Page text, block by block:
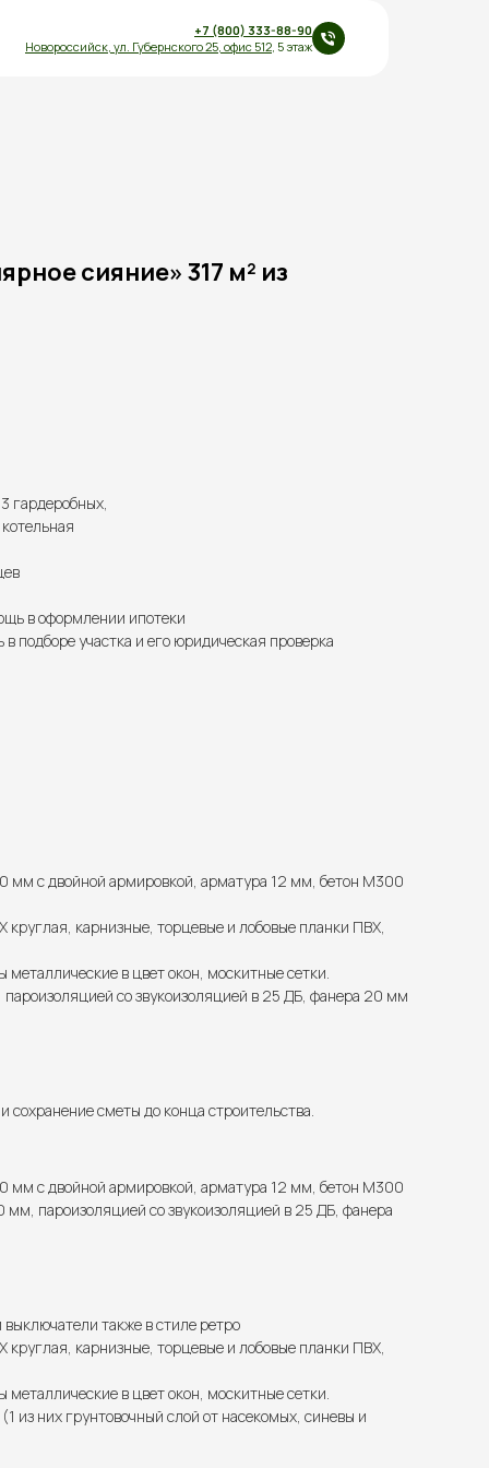
+7 (800) 333-88-90
Новороссийск, ул. Губернского 25, офис 512, 5 этаж
сияние» 317 м² из
гардеробных,
в оформлении ипотеки
подборе участка и его юридическая проверка
с двойной армировкой, арматура 12 мм, бетон М300
карнизные, торцевые и лобовые планки ПВХ,
в цвет окон, москитные сетки.
со звукоизоляцией в 25 ДБ, фанера 20 мм
сметы до конца строительства.
с двойной армировкой, арматура 12 мм, бетон М300
пароизоляцией со звукоизоляцией в 25 ДБ, фанера
также в стиле ретро
карнизные, торцевые и лобовые планки ПВХ,
в цвет окон, москитные сетки.
них грунтовочный слой от насекомых, синевы и